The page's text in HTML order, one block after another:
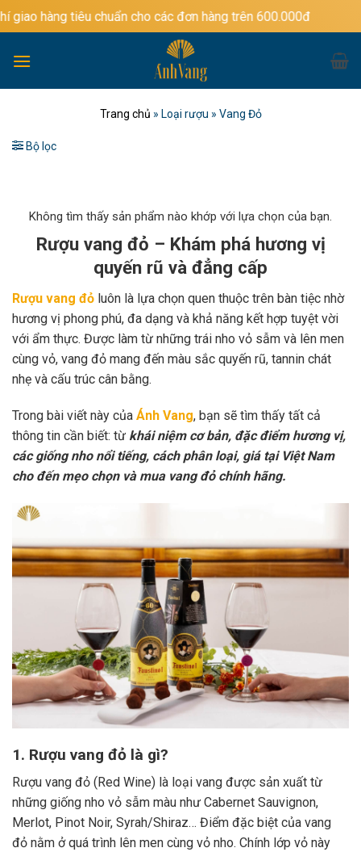
Bỏ
qua
dung
chuẩn cho các đơn hàng trên 600.000đ
Trang chủ » Loại rượu » Vang Đỏ
Bộ lọc
Không tìm thấy sản phẩm nào khớp với lựa chọn của bạn.
Rượu vang đỏ – Khám phá hương vị
quyến rũ và đẳng cấp
Rượu vang đỏ luôn là lựa chọn quen thuộc trên bàn tiệc nhờ
hương vị phong phú, đa dạng và khả năng kết hợp tuyệt vời
với ẩm thực. Được làm từ những trái nho vỏ sẫm và lên men
cùng vỏ, vang đỏ mang đến màu sắc quyến rũ, tannin chát
nhẹ và cấu trúc cân bằng.
Trong bài viết này của Ánh Vang, bạn sẽ tìm thấy tất cả
thông tin cần biết: từ khái niệm cơ bản, đặc điểm hương vị,
các giống nho nổi tiếng, cách phân loại, giá tại Việt Nam
cho đến mẹo chọn và mua vang đỏ chính hãng.
1. Rượu vang đỏ là gì?
Rượu vang đỏ (Red Wine) là loại vang được sản xuất từ
những giống nho vỏ sẫm màu như Cabernet Sauvignon,
Merlot, Pinot Noir, Syrah/Shiraz… Điểm đặc biệt của vang
đỏ nằm ở quá trình lên men cùng vỏ nho. Chính lớp vỏ này